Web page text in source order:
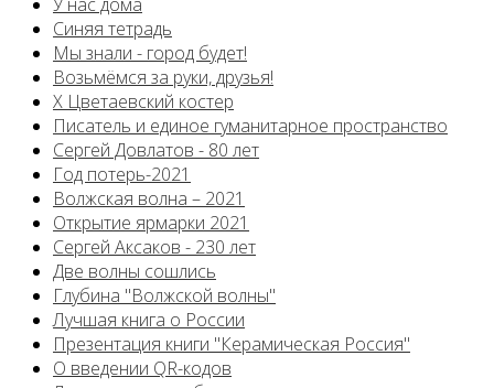
Синяя тетрадь
Мы знали - город будет!
Возьмёмся за руки, друзья!
X Цветаевский костер
Писатель и единое гуманитарное пространство
Сергей Довлатов - 80 лет
Год потерь-2021
Волжская волна – 2021
Открытие ярмарки 2021
Сергей Аксаков - 230 лет
Две волны сошлись
Глубина "Волжской волны"
Лучшая книга о России
Презентация книги "Керамическая Россия"
О введении QR-кодов